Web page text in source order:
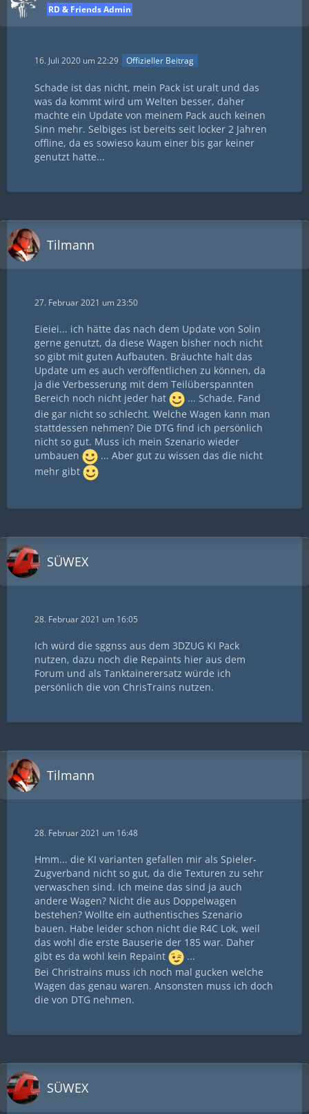
RD & Friends Admin
16. Juli 2020 um 22:29 Offizieller Beitrag
Schade ist das nicht, mein Pack ist uralt und das
was da kommt wird um Welten besser, daher
machte ein Update von meinem Pack auch keinen
Sinn mehr. Selbiges ist bereits seit locker 2 Jahren
offline, da es sowieso kaum einer bis gar keiner
genutzt hatte...
Tilmann
27. Februar 2021 um 23:50
Eieiei... ich hätte das nach dem Update von Solin
gerne genutzt, da diese Wagen bisher noch nicht
so gibt mit guten Aufbauten. Bräuchte halt das
Update um es auch veröffentlichen zu können, da
ja die Verbesserung mit dem Teilüberspannten
Bereich noch nicht jeder hat
... Schade. Fand
die gar nicht so schlecht. Welche Wagen kann man
stattdessen nehmen? Die DTG find ich persönlich
nicht so gut. Muss ich mein Szenario wieder
umbauen
... Aber gut zu wissen das die nicht
mehr gibt
SÜWEX
28. Februar 2021 um 16:05
Ich würd die sggnss aus dem 3DZUG KI Pack
nutzen, dazu noch die Repaints hier aus dem
Forum und als Tanktainerersatz würde ich
persönlich die von ChrisTrains nutzen.
Tilmann
28. Februar 2021 um 16:48
Hmm... die KI varianten gefallen mir als Spieler-
Zugverband nicht so gut, da die Texturen zu sehr
verwaschen sind. Ich meine das sind ja auch
andere Wagen? Nicht die aus Doppelwagen
bestehen? Wollte ein authentisches Szenario
bauen. Habe leider schon nicht die R4C Lok, weil
das wohl die erste Bauserie der 185 war. Daher
gibt es da wohl kein Repaint
...
Bei Christrains muss ich noch mal gucken welche
Wagen das genau waren. Ansonsten muss ich doch
die von DTG nehmen.
SÜWEX